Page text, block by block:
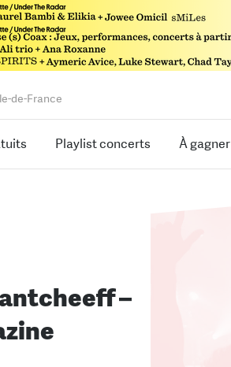
de-France
Playlist concerts À gagner
–